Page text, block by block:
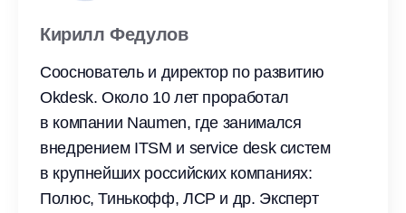
Кирилл Федулов
Сооснователь и директор по развитию
Okdesk. Около 10 лет проработал
в компании Naumen, где занимался
внедрением ITSM и service desk систем
в крупнейших российских компаниях:
Полюс, Тинькофф, ЛСР и др. Эксперт